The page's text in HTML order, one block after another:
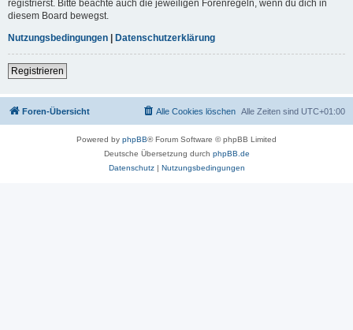
registrierst. Bitte beachte auch die jeweiligen Forenregeln, wenn du dich in
diesem Board bewegst.
Nutzungsbedingungen | Datenschutzerklärung
Registrieren
Foren-Übersicht Alle Zeiten sind UTC+01:00
Alle Cookies löschen
Powered by phpBB® Forum Software © phpBB Limited
Deutsche Übersetzung durch phpBB.de
Datenschutz| Nutzungsbedingungen